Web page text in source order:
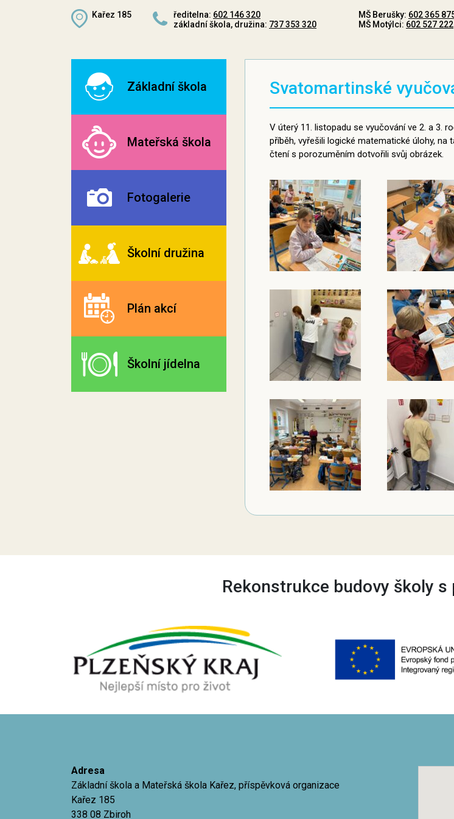
Kařez 185 ředitelna: 602 146 320
základní škola, družina: 737 353 320
MŠ Berušky: 602 365
MŠ Motýlci: 602 527 222
Základní škola
Mateřská škola
Fotogalerie
Školní družina
Plán akcí
Školní jídelna
Svatomartinské
V úterý 11. listopadu se vyučování ve 2. a 3.
příběh, vyřešili logické matematické úlohy,
čtení s porozuměním dotvořili svůj obrázek.
Rekonstrukce budovy školy
Adresa
Základní škola a Mateřská škola Kařez, příspěvková organizace
Kařez 185
338 08 Zbiroh